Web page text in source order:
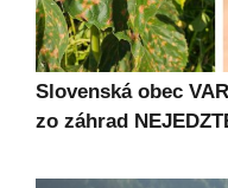
Slovenská obec
zo záhrad